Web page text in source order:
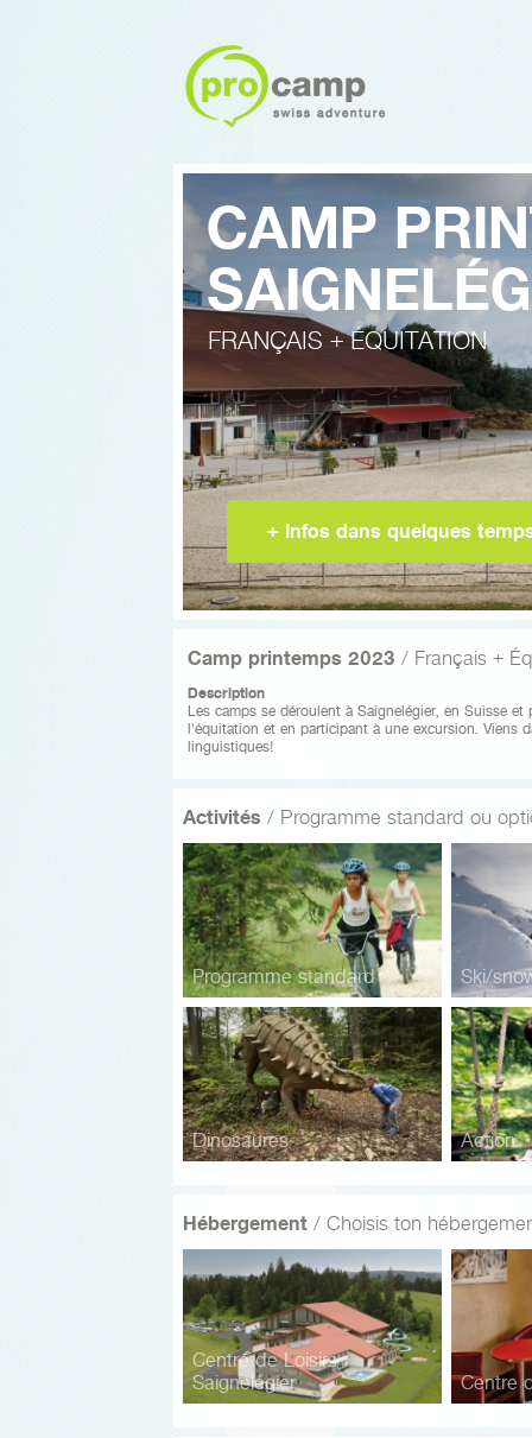
CAMP
FRANÇAIS + ÉQUITATION
+ Infos dans quelques
Camp printemps 2023 / Français +
Description
Les camps se déroulent à Saignelégier, en Suisse
l'équitation et en participant à une excursion. Viens
linguistiques!
Activités / Programme standard ou
Programme standard Ski/
Dinosaures Action
Hébergement/ Choisis ton
Centre de Loisirs
Saignelégier
Centre